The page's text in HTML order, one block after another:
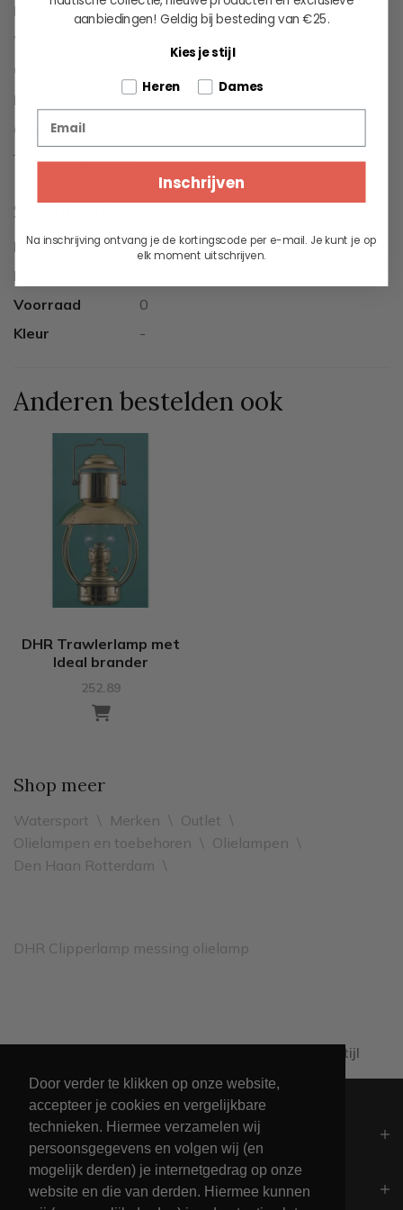
Door verder te klikken op onze website,
accepteer je cookies en vergelijkbare
technieken. Hiermee verzamelen wij
persoonsgegevens en volgen wij (en
mogelijk derden) je internetgedrag op onze
website en die van derden. Hiermee kunnen
Massief messing, gepolijst en gelakt
Witte moffellak onderop de kap
Oliecontainer capaciteit: 0,86 liter
Brandtijd +/- 40 uur met zuivere petroleum
Gemaakt in Nederland
Twee jaar garantie
Specificaties
Merk
Den Haan Rotterdam
Materiaal
Voorraad
0
Kleur
-
Anderen bestelden ook
DHR Trawlerlamp met
Ideal brander
252.89
Shop meer
Watersport \ Merken \ Outlet \
Olielampen en toebehoren \ Olielampen \
Den Haan Rotterdam \
DHR Clipperlamp messing olielamp
Al 60+ jaar passie voor maritieme levensstijl
Algemeen
Contact
aanbiedingen! Geldig bij besteding van €25.
Kies je stijl
Tell us about your pets
Heren Dames
Inschrijven
Na inschrijving ontvang je de kortingscode per e-mail. Je kunt je op
elk moment uitschrijven.